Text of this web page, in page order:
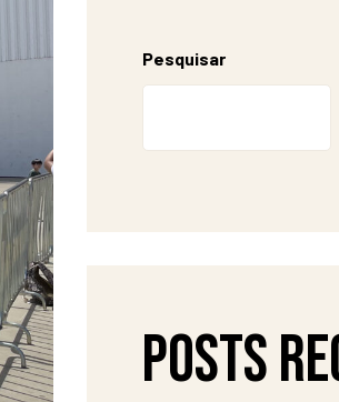
Pesquisar
Posts